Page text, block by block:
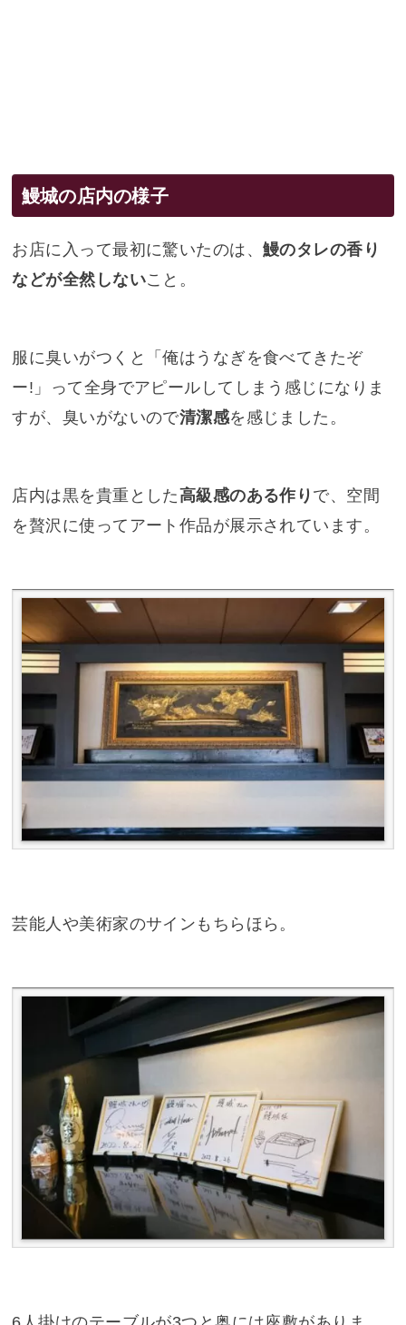
鰻城の店内の様子
お店に入って最初に驚いたのは、鰻のタレの香り
などが全然しないこと。
服に臭いがつくと「俺はうなぎを食べてきたぞ
ー!」って全身でアピールしてしまう感じになりま
すが、臭いがないので清潔感を感じました。
店内は黒を貴重とした高級感のある作り で、空間
を贅沢に使ってアート作品が展示されています。
芸能人や美術家のサインもちらほら。